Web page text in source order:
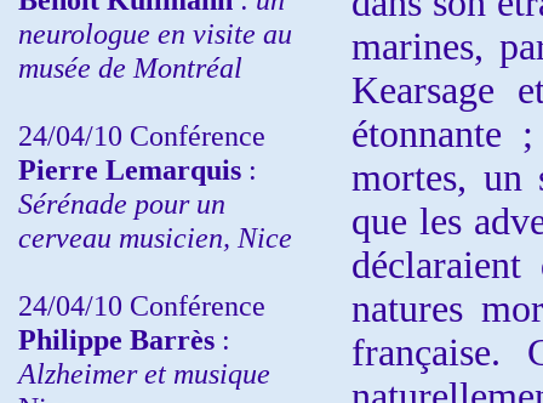
neurologue en visite au
musée de Montréal
24/04/10 Conférence
Pierre Lemarquis :
Sérénade pour un
cerveau musicien, Nice
24/04/10 Conférence
Philippe Barrès :
Alzheimer et musique
marines,
Kearsage
étonnante
mortes, un
que les
natures
française.